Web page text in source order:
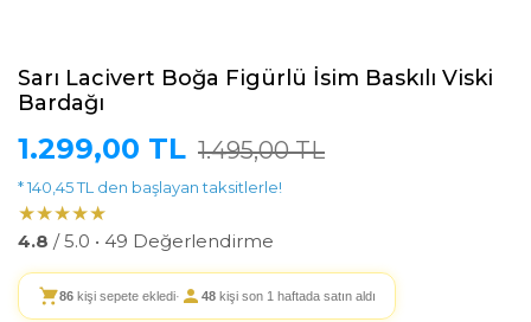
Sarı Lacivert Boğa Figürlü İsim Baskılı Viski
Bardağı
1.299,00 TL 1.495,00 TL
* 140,45 TL den başlayan taksitlerle!
★★★★★
4.8 / 5.0 • 49 Değerlendirme
86 kişi sepete ekledi· 48 kişi son 1 haftada satın aldı